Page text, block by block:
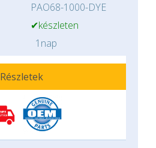
PAO68-1000-DYE
✔készleten
1nap
Részletek